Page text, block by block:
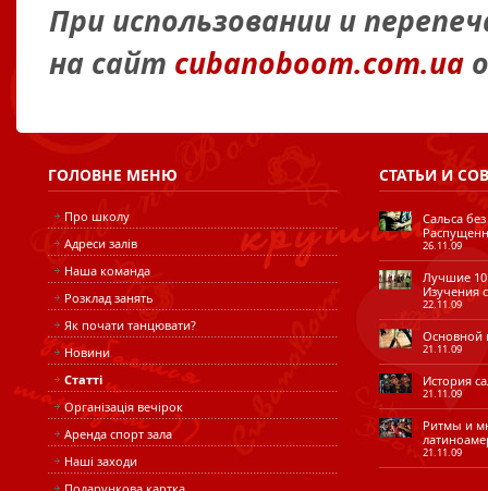
При использовании и
на сайт cubanoboom.com.ua
ГОЛОВНЕ МЕНЮ
Про школу
Адреси залів
Наша команда
Розклад занять
Як почати танцювати?
Новини
Статті
Організація вечірок
Аренда спорт зала
Наші заходи
СТАТЬИИ
Сальса
26.11.09
Лучшие 10
Изучения
22.11.09
Основной
21.11.09
История
21.11.09
Ритмы и
21.11.09